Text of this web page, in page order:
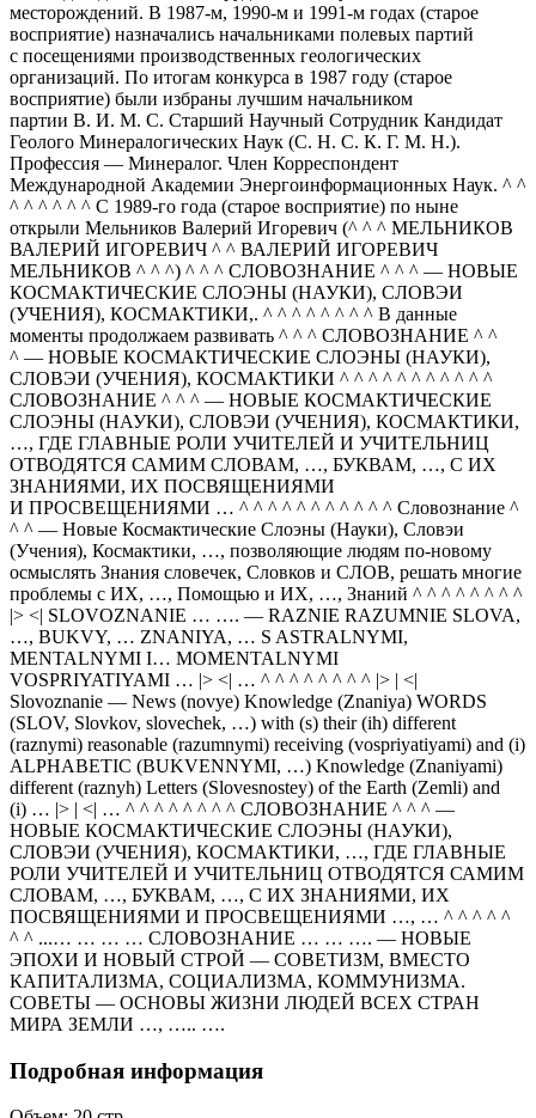
месторождений. В 1987-м, 1990-м и 1991-м годах (старое
восприятие) назначались начальниками полевых партий
с посещениями производственных геологических
организаций. По итогам конкурса в 1987 году (старое
восприятие) были избраны лучшим начальником
партии В. И. М. С. Старший Научный Сотрудник Кандидат
Геолого Минералогических Наук (С. Н. С. К. Г. М. Н.).
Профессия — Минералог. Член Корреспондент
Международной Академии Энергоинформационных Наук. ^ ^
^ ^ ^ ^ ^ ^ С 1989-го года (старое восприятие) по ныне
открыли Мельников Валерий Игоревич (^ ^ ^ МЕЛЬНИКОВ
ВАЛЕРИЙ ИГОРЕВИЧ ^ ^ ВАЛЕРИЙ ИГОРЕВИЧ
МЕЛЬНИКОВ ^ ^ ^) ^ ^ ^ СЛОВОЗНАНИЕ ^ ^ ^ — НОВЫЕ
КОСМАКТИЧЕСКИЕ СЛОЭНЫ (НАУКИ), СЛОВЭИ
(УЧЕНИЯ), КОСМАКТИКИ,. ^ ^ ^ ^ ^ ^ ^ ^ В данные
моменты продолжаем развивать ^ ^ ^ СЛОВОЗНАНИЕ ^ ^
^ — НОВЫЕ КОСМАКТИЧЕСКИЕ СЛОЭНЫ (НАУКИ),
СЛОВЭИ (УЧЕНИЯ), КОСМАКТИКИ ^ ^ ^ ^ ^ ^ ^ ^ ^ ^ ^
СЛОВОЗНАНИЕ ^ ^ ^ — НОВЫЕ КОСМАКТИЧЕСКИЕ
СЛОЭНЫ (НАУКИ), СЛОВЭИ (УЧЕНИЯ), КОСМАКТИКИ,
…, ГДЕ ГЛАВНЫЕ РОЛИ УЧИТЕЛЕЙ И УЧИТЕЛЬНИЦ
ОТВОДЯТСЯ САМИМ СЛОВАМ, …, БУКВАМ, …, С ИХ
ЗНАНИЯМИ, ИХ ПОСВЯЩЕНИЯМИ
И ПРОСВЕЩЕНИЯМИ … ^ ^ ^ ^ ^ ^ ^ ^ ^ ^ ^ Словознание ^
^ ^ — Новые Космактические Слоэны (Науки), Словэи
(Учения), Космактики, …, позволяющие людям по-новому
осмыслять Знания словечек, Словков и СЛОВ, решать многие
проблемы с ИХ, …, Помощью и ИХ, …, Знаний ^ ^ ^ ^ ^ ^ ^ ^
|> <| SLOVOZNANIE … …. — RAZNIE RAZUMNIE SLOVA,
…, BUKVY, … ZNANIYA, … S ASTRALNYMI,
MENTALNYMI I… MOMENTALNYMI
VOSPRIYATIYAMI … |> <| … ^ ^ ^ ^ ^ ^ ^ ^ |> | <|
Slovoznanie — News (novye) Knowledge (Znaniya) WORDS
(SLOV, Slovkov, slovechek, …) with (s) their (ih) different
(raznymi) reasonable (razumnymi) receiving (vospriyatiyami) and (i)
ALPHABETIC (BUKVENNYMI, …) Knowledge (Znaniyami)
different (raznyh) Letters (Slovesnostey) of the Earth (Zemli) and
(i) … |> | <| … ^ ^ ^ ^ ^ ^ ^ ^ СЛОВОЗНАНИЕ ^ ^ ^ —
НОВЫЕ КОСМАКТИЧЕСКИЕ СЛОЭНЫ (НАУКИ),
СЛОВЭИ (УЧЕНИЯ), КОСМАКТИКИ, …, ГДЕ ГЛАВНЫЕ
РОЛИ УЧИТЕЛЕЙ И УЧИТЕЛЬНИЦ ОТВОДЯТСЯ САМИМ
СЛОВАМ, …, БУКВАМ, …, С ИХ ЗНАНИЯМИ, ИХ
ПОСВЯЩЕНИЯМИ И ПРОСВЕЩЕНИЯМИ …, … ^ ^ ^ ^ ^
^ ^ ...… … … … СЛОВОЗНАНИЕ … … …. — НОВЫЕ
ЭПОХИ И НОВЫЙ СТРОЙ — СОВЕТИЗМ, ВМЕСТО
КАПИТАЛИЗМА, СОЦИАЛИЗМА, КОММУНИЗМА.
СОВЕТЫ — ОСНОВЫ ЖИЗНИ ЛЮДЕЙ ВСЕХ СТРАН
МИРА ЗЕМЛИ …, ….. ….
Подробная информация